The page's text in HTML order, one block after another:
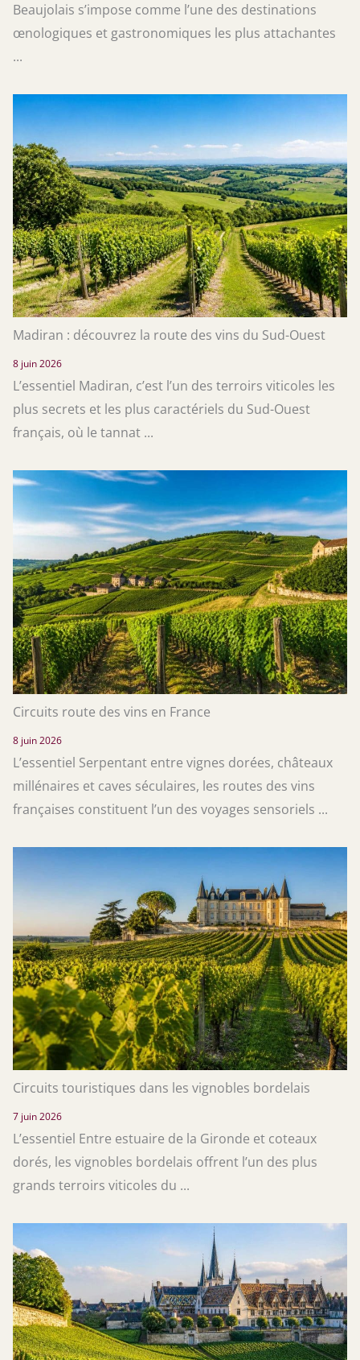
Beaujolais s’impose comme l’une des destinations
œnologiques et gastronomiques les plus attachantes
...
Madiran : découvrez la route des vins du Sud-Ouest
8 juin 2026
L’essentiel Madiran, c’est l’un des terroirs viticoles les
plus secrets et les plus caractériels du Sud-Ouest
français, où le tannat ...
Circuits route des vins en France
8 juin 2026
L’essentiel Serpentant entre vignes dorées, châteaux
millénaires et caves séculaires, les routes des vins
françaises constituent l’un des voyages sensoriels ...
Circuits touristiques dans les vignobles bordelais
7 juin 2026
L’essentiel Entre estuaire de la Gironde et coteaux
dorés, les vignobles bordelais offrent l’un des plus
grands terroirs viticoles du ...